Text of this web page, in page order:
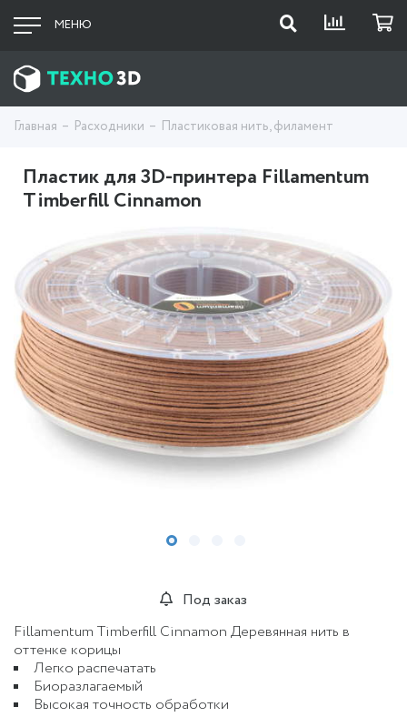
МЕНЮ
Главная Расходники Пластиковая нить, филамент
Пластик для 3D-принтера Fillamentum
Timberfill Cinnamon
Под заказ
Fillamentum Timberfill Cinnamon Деревянная нить в
оттенке корицы
Легко распечатать
Биоразлагаемый
Высокая точность обработки